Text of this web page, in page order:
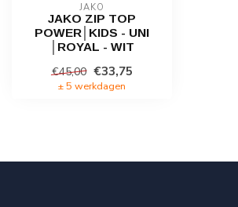
JAKO
JAKO ZIP TOP
POWER│KIDS - UNI
│ROYAL - WIT
€45,00 €33,75
± 5 werkdagen